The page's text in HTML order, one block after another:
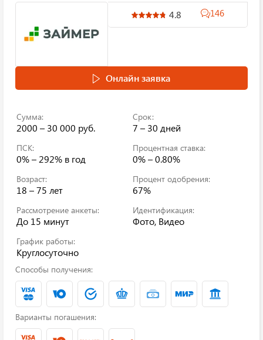
4.8 146
Онлайн заявка
Сумма:
2000 – 30 000 руб.
Срок:
7 – 30 дней
ПСК:
0% – 292% в год
Процентная ставка:
0% – 0.80%
Возраст:
18 – 75 лет
Процент одобрения:
67%
Рассмотрение анкеты:
До 15 минут
Идентификация:
Фото, Видео
График работы:
Круглосуточно
Способы получения:
Варианты погашения: